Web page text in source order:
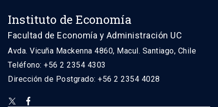
Instituto de Economía
Facultad de Economía y Administración UC
Avda. Vicuña Mackenna 4860, Macul. Santiago, Chile
Teléfono: +56 2 2354 4303
Dirección de Postgrado: +56 2 2354 4028